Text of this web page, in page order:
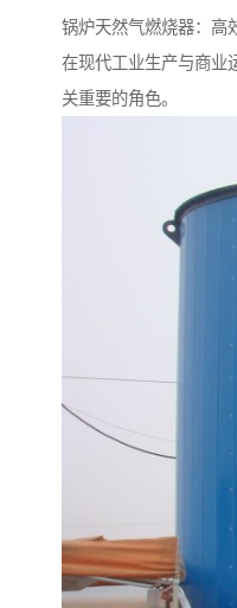
锅炉天然气燃烧器：高
在现代工业生产与商业
关重要的角色。